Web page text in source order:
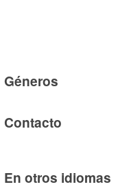
Géneros
Contacto
En otros idiomas